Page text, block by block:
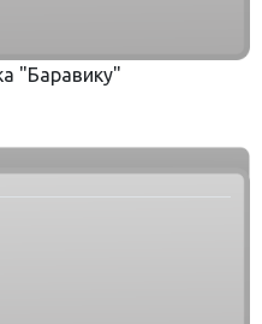
"Баравику"